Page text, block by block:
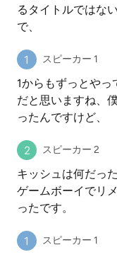
るタイトルではな
で、
スピーカー 1
1からもずっとやっ
だと思いますね、
ったんですけど、
スピーカー 2
キッシュは何だっ
ゲームボーイでリ
ったです。
スピーカー 1